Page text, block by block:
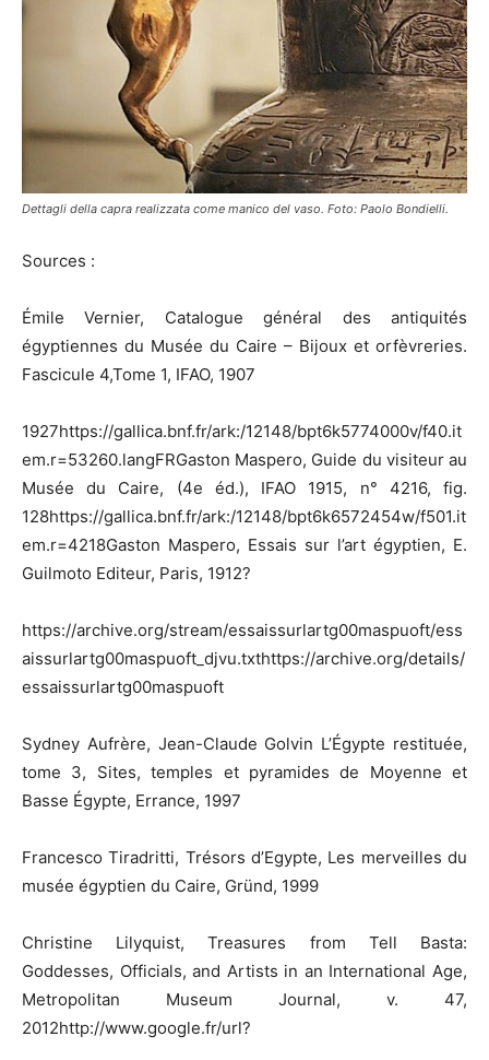
Dettagli della capra realizzata come manico del vaso. Foto: Paolo Bondielli.
Sources :
Émile Vernier, Catalogue général des antiquités
égyptiennes du Musée du Caire – Bijoux et orfèvreries.
Fascicule 4,Tome 1, IFAO, 1907
1927https://gallica.bnf.fr/ark:/12148/bpt6k5774000v/f40.it
em.r=53260.langFRGaston Maspero, Guide du visiteur au
Musée du Caire, (4e éd.), IFAO 1915, n° 4216, fig.
128https://gallica.bnf.fr/ark:/12148/bpt6k6572454w/f501.it
em.r=4218Gaston Maspero, Essais sur l’art égyptien, E.
Guilmoto Editeur, Paris, 1912?
https://archive.org/stream/essaissurlartg00maspuoft/ess
aissurlartg00maspuoft_djvu.txthttps://archive.org/details/
essaissurlartg00maspuoft
Sydney Aufrère, Jean-Claude Golvin L’Égypte restituée,
tome 3, Sites, temples et pyramides de Moyenne et
Basse Égypte, Errance, 1997
Francesco Tiradritti, Trésors d’Egypte, Les merveilles du
musée égyptien du Caire, Gründ, 1999
Christine Lilyquist, Treasures from Tell Basta:
Goddesses, Officials, and Artists in an International Age,
Metropolitan Museum Journal, v. 47,
2012http://www.google.fr/url?